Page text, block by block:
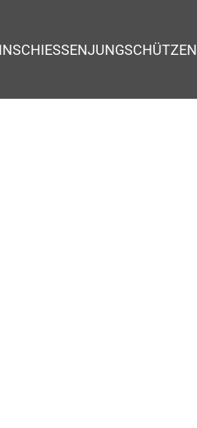
SCHIESSENJUNGSCHÜTZEN